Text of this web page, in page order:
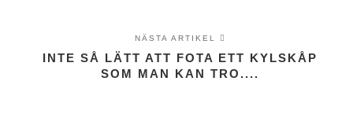
NÄSTA ARTIKEL
INTE SÅ LÄTT ATT FOTA ETT KYLSKÅP
SOM MAN KAN TRO....